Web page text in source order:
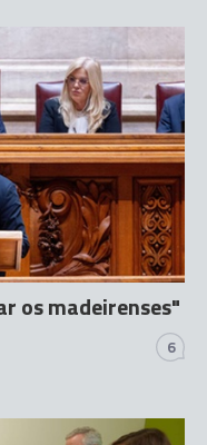
os madeirenses"
6